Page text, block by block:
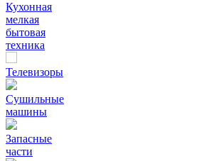
Кухонная
мелкая
бытовая
техника
Телевизоры
Сушильные
машины
Запасные
части